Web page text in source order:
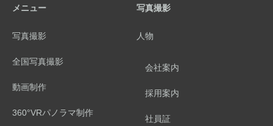
メニュー
写真撮影
全国写真撮影
動画制作
360°VRパノラマ制作
写真撮影
人物
会社案内
採用案内
社員証